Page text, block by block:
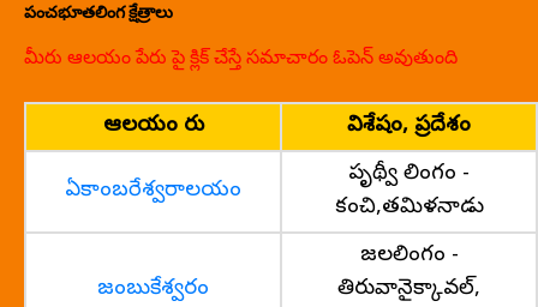
పంచభూతలింగ క్షేత్రాలు
మీరు ఆలయం పేరు పై క్లిక్ చేస్తే సమాచారం ఓపెన్ అవుతుంది
ఆలయం పేరు విశేషం, ప్రదేశం
ఏకాంబరేశ్వరాలయం
పృథ్వీ లింగం -
కంచి,తమిళనాడు
జంబుకేశ్వరం
జలలింగం -
తిరువానైక్కావల్,